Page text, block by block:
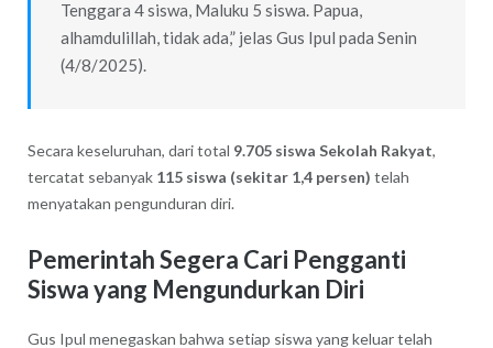
Tenggara 4 siswa, Maluku 5 siswa. Papua,
alhamdulillah, tidak ada,” jelas Gus Ipul pada Senin
(4/8/2025).
Secara keseluruhan, dari total 9.705 siswa Sekolah Rakyat,
tercatat sebanyak 115 siswa (sekitar 1,4 persen) telah
menyatakan pengunduran diri.
Pemerintah Segera Cari Pengganti
Siswa yang Mengundurkan Diri
Gus Ipul menegaskan bahwa setiap siswa yang keluar telah